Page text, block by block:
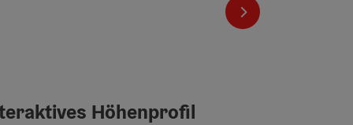
nächstes Element
Höhenprofil